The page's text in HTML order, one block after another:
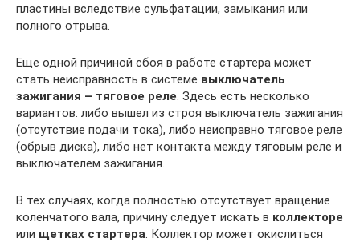
пластины вследствие сульфатации, замыкания или
полного отрыва.
Еще одной причиной сбоя в работе стартера может
стать неисправность в системе выключатель
зажигания – тяговое реле. Здесь есть несколько
вариантов: либо вышел из строя выключатель зажигания
(отсутствие подачи тока), либо неисправно тяговое реле
(обрыв диска), либо нет контакта между тяговым реле и
выключателем зажигания.
В тех случаях, когда полностью отсутствует вращение
коленчатого вала, причину следует искать в коллекторе
или щетках стартера. Коллектор может окислиться